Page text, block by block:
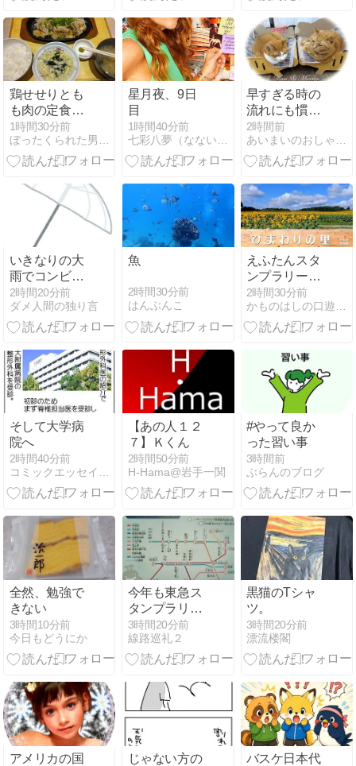
鶏せせりとも
も肉の定食と
転職して1週
間
1時間30分前
ぼったくられた男の日常
星月夜、9日
目
1時間40分前
七彩八夢（なないろはちむ）
早すぎる時の
流れにも慣れ
た
2時間前
あいまいのおしゃべりカフェ
いきなりの大
雨でコンビニ
で傘を買う羽
目になった
2時間20分前
ダメ人間の独り言
魚
2時間30分前
はんぶんこ
えふたんスタ
ンプラリー〜
沼田町・雨竜
町〜
2時間30分前
かものはしの口遊〜くちずさみ〜
そして大学病
院へ
2時間40分前
コミックエッセイ365
【あの人１２
７】Ｋくん
2時間50分前
H-Hama@岩手一関
#やって良か
った習い事
3時間前
ぶらんのブログ
全然、勉強で
きない
3時間10分前
今日もどうにか
今年も東急ス
タンプラリ
ー、電車カー
ドの枚数が増
えましたけ
はタイヘン
3時間20分前
線路巡礼２
黒猫のTシャ
ツ。
3時間20分前
漂流楼閣
アメリカの国
じゃない方の
バスケ日本代